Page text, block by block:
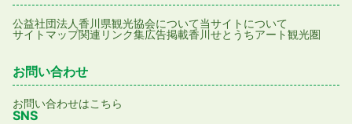
公益社団法人香川県観光協会について当サイトについて
サイトマップ関連リンク集広告掲載香川せとうちアート観光圏
お問い合わせ
お問い合わせはこちら
SNS